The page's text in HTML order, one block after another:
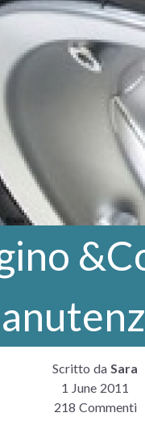
Scritto da Sara
1 June 2011
218 Commenti